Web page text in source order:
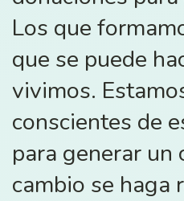
Los que
que se puede
vivimos.
conscientes de
para generar un
cambio se haga